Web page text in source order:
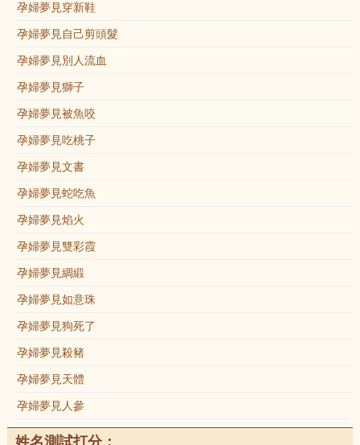
孕婦夢見穿新鞋
孕婦夢見自己剪頭髮
孕婦夢見別人流血
孕婦夢見獅子
孕婦夢見被魚咬
孕婦夢見吃桃子
孕婦夢見文書
孕婦夢見蛇吃魚
孕婦夢見焰火
孕婦夢見雙彩霞
孕婦夢見綢緞
孕婦夢見如意珠
孕婦夢見狗死了
孕婦夢見殺豬
孕婦夢見天體
孕婦夢見人參
姓名測試打分：